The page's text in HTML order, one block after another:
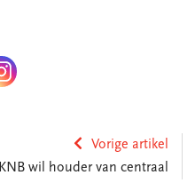
Vorige artikel
KNB wil houder van centraal